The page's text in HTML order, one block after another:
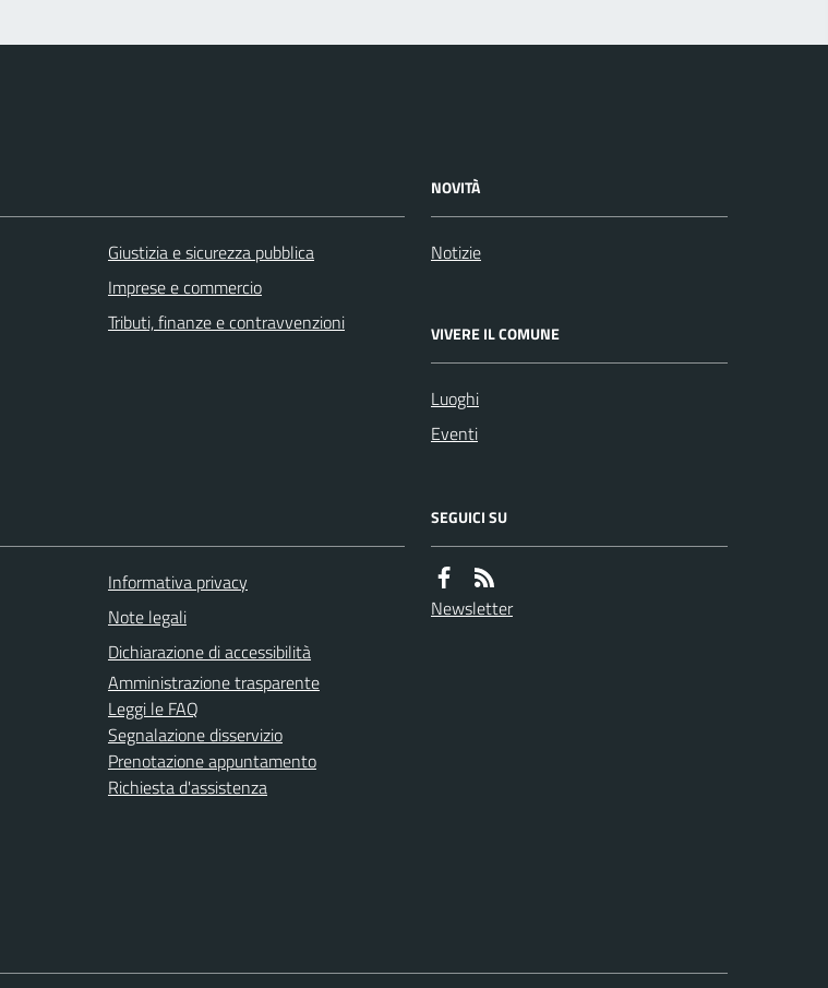
Giustizia e sicurezza pubblica
Imprese e commercio
Tributi, finanze e contravvenzioni
NOVITÀ
Notizie
VIVERE IL COMUNE
Luoghi
Eventi
Informativa privacy
Note legali
Dichiarazione di accessibilità
Amministrazione trasparente
Leggi le FAQ
Segnalazione disservizio
Prenotazione appuntamento
Richiesta d'assistenza
SEGUICI SU
Newsletter